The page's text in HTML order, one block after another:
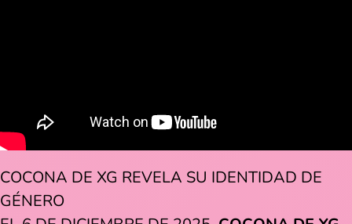
COCONA DE XG REVELA SU IDENTIDAD DE
GÉNERO